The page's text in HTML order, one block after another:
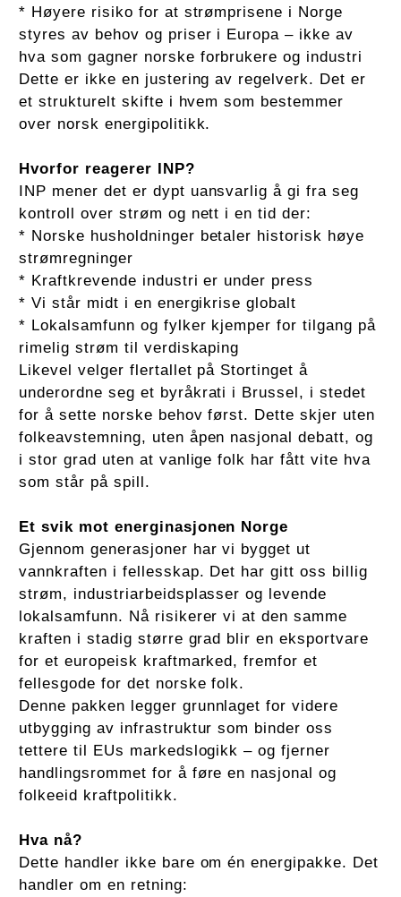
* Høyere risiko for at strømprisene i Norge
styres av behov og priser i Europa – ikke av
hva som gagner norske forbrukere og industri
Dette er ikke en justering av regelverk. Det er
et strukturelt skifte i hvem som bestemmer
over norsk energipolitikk.
Hvorfor reagerer INP?
INP mener det er dypt uansvarlig å gi fra seg
kontroll over strøm og nett i en tid der:
* Norske husholdninger betaler historisk høye
strømregninger
* Kraftkrevende industri er under press
* Vi står midt i en energikrise globalt
* Lokalsamfunn og fylker kjemper for tilgang på
rimelig strøm til verdiskaping
Likevel velger flertallet på Stortinget å
underordne seg et byråkrati i Brussel, i stedet
for å sette norske behov først. Dette skjer uten
folkeavstemning, uten åpen nasjonal debatt, og
i stor grad uten at vanlige folk har fått vite hva
som står på spill.
Et svik mot energinasjonen Norge
Gjennom generasjoner har vi bygget ut
vannkraften i fellesskap. Det har gitt oss billig
strøm, industriarbeidsplasser og levende
lokalsamfunn. Nå risikerer vi at den samme
kraften i stadig større grad blir en eksportvare
for et europeisk kraftmarked, fremfor et
fellesgode for det norske folk.
Denne pakken legger grunnlaget for videre
utbygging av infrastruktur som binder oss
tettere til EUs markedslogikk – og fjerner
handlingsrommet for å føre en nasjonal og
folkeeid kraftpolitikk.
Hva nå?
Dette handler ikke bare om én energipakke. Det
handler om en retning: